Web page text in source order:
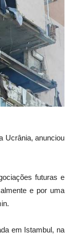
Ucrânia, anunciou
futuras e
e por uma
em Istambul, na